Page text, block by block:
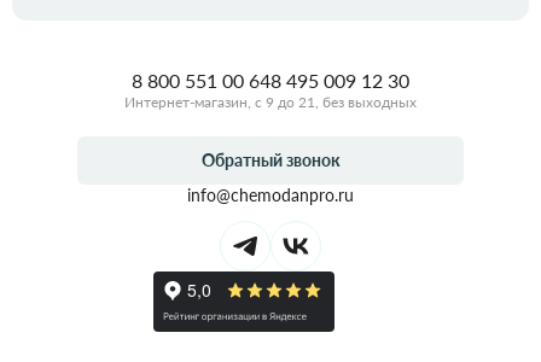
8 800 551 00 648 495 009 12 30
Интернет-магазин, с 9 до 21, без выходных
Обратный звонок
info@chemodanpro.ru